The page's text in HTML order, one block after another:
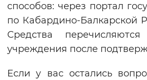
способов: через портал
по Кабардино-Балкарской
Средства
учреждения после
Если у вас остались